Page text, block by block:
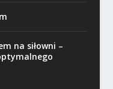
na siłowni –